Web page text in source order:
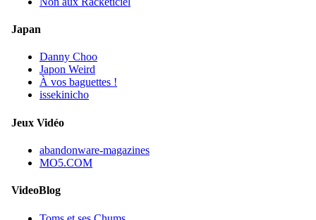
Japan
Danny Choo
Japon Weird
À vos baguettes !
issekinicho
Jeux Vidéo
abandonware-magazines
MO5.COM
VideoBlog